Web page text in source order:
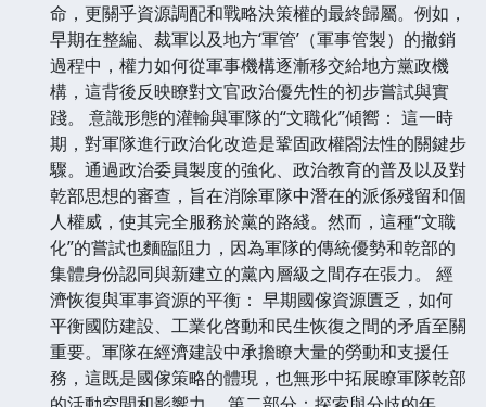
命，更關乎資源調配和戰略決策權的最終歸屬。例如，
早期在整編、裁軍以及地方‘軍管’（軍事管製）的撤銷
過程中，權力如何從軍事機構逐漸移交給地方黨政機
構，這背後反映瞭對文官政治優先性的初步嘗試與實
踐。 意識形態的灌輸與軍隊的“文職化”傾嚮： 這一時
期，對軍隊進行政治化改造是鞏固政權閤法性的關鍵步
驟。通過政治委員製度的強化、政治教育的普及以及對
乾部思想的審查，旨在消除軍隊中潛在的派係殘留和個
人權威，使其完全服務於黨的路綫。然而，這種“文職
化”的嘗試也麵臨阻力，因為軍隊的傳統優勢和乾部的
集體身份認同與新建立的黨內層級之間存在張力。 經
濟恢復與軍事資源的平衡： 早期國傢資源匱乏，如何
平衡國防建設、工業化啓動和民生恢復之間的矛盾至關
重要。軍隊在經濟建設中承擔瞭大量的勞動和支援任
務，這既是國傢策略的體現，也無形中拓展瞭軍隊乾部